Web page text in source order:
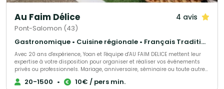
Au Faim Délice 4 avis
Pont-Salomon (43)
Gastronomique • Cuisine régionale • Français Traditionnel
Avec 20 ans d'expérience, Yoan et l'équipe d'AU FAIM DELICE mettent leur
expertise à votre disposition pour organiser et réaliser vos événements
privés ou professionnels. Mariage, anniversaire, séminaire ou toute autre
réception, nous vous accompagnons à chaque étape pour faire de votre
projet une réussite. AU FAIM DELICE, spécialiste de l'organisation de
20-1500 • 10€ / pers min.